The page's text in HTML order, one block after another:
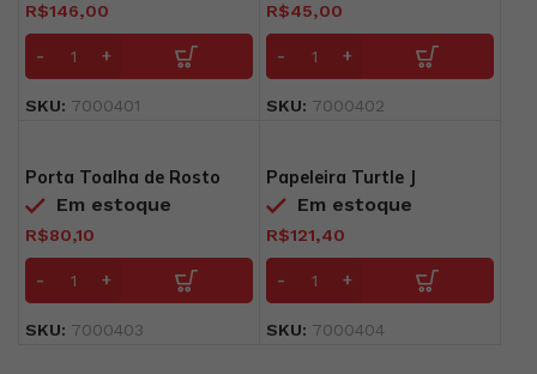
R$146,00
SKU: 7000401
R$45,00
SKU: 7000402
Porta Toalha de Rosto
Turtle JEm estoque
R$80,10
SKU: 7000403
Papeleira Turtle J
Em estoque
R$121,40
SKU: 7000404